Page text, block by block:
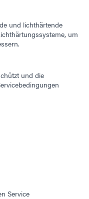
und lichthärtende
um
und die
Service